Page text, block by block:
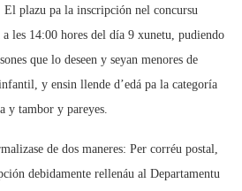
plazu pa la inscripción nel concursu
les 14:00 hores del día 9 xunetu, pudiendo
que lo deseen y seyan menores de
y ensin llende d’edá pa la categoría
y tambor y pareyes.
de dos maneres: Per corréu postal,
debidamente rellenáu al Departamentu